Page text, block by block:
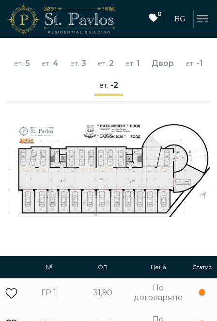
0
BG
ет. 5 ет. 4 ет. 3 ет. 2 ет. 1 Двор ет. -1
ет. -2
№ ОП Цена Статус
ГР 1 31,90
По
договаряне